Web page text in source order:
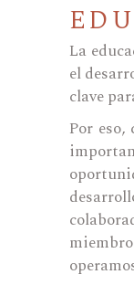
La
el
clave
Por